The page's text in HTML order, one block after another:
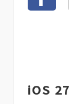
iOS 27